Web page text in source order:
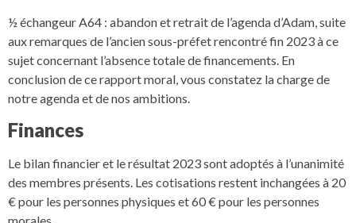
½ échangeur A64 : abandon et retrait de l’agenda d’Adam, suite
aux remarques de l’ancien sous-préfet rencontré fin 2023 à ce
sujet concernant l’absence totale de financements. En
conclusion de ce rapport moral, vous constatez la charge de
notre agenda et de nos ambitions.
Finances
Le bilan financier et le résultat 2023 sont adoptés à l’unanimité
des membres présents. Les cotisations restent inchangées à 20
€ pour les personnes physiques et 60 € pour les personnes